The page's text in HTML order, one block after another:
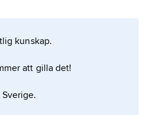
artikeln
kunskap.
att gilla det!